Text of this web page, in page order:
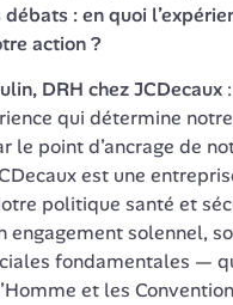
: en quoi
action ?
DRH chez JCDecaux
qui détermine
le point d’ancrage de
est une
politique santé et
engagement solennel,
fondamentales —
et les